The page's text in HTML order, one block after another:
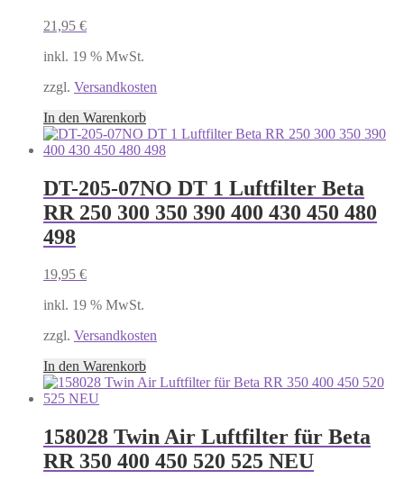
21,95 €
inkl. 19 % MwSt.
zzgl. Versandkosten
In den Warenkorb
DT-205-07NO DT 1 Luftfilter Beta
RR 250 300 350 390 400 430 450 480
498
19,95 €
inkl. 19 % MwSt.
zzgl. Versandkosten
In den Warenkorb
158028 Twin Air Luftfilter für Beta
RR 350 400 450 520 525 NEU